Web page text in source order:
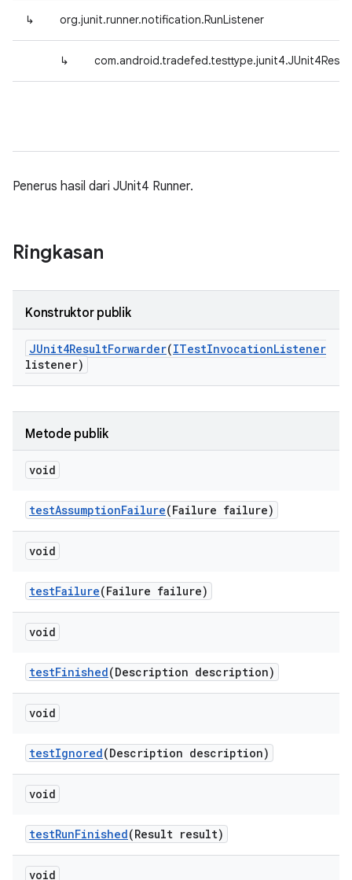
↳ org.junit.runner.notification.RunListener
↳
Penerus hasil dari JUnit4 Runner.
Ringkasan
Konstruktor publik
JUnit4ResultForwarder(ITestInvocationListener
listener)
Metode publik
void
testAssumptionFailure(Failure failure)
void
testFailure(Failure failure)
void
testFinished(Description description)
void
testIgnored(Description description)
void
testRunFinished(Result result)
void